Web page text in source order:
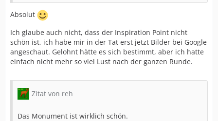
Absolut
Ich glaube auch nicht, dass der Inspiration Point nicht
schön ist, ich habe mir in der Tat erst jetzt Bilder bei Google
angeschaut. Gelohnt hätte es sich bestimmt, aber ich hatte
einfach nicht mehr so viel Lust nach der ganzen Runde.
Zitat von reh
Das Monument ist wirklich schön.